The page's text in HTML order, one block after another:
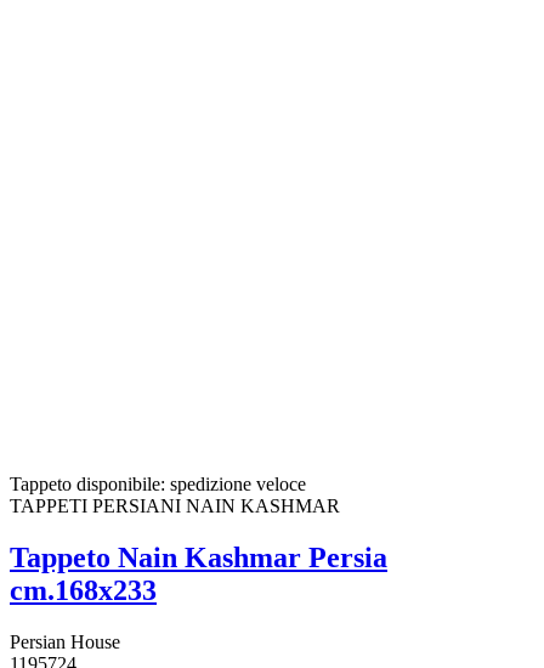
Tappeto disponibile: spedizione veloce
TAPPETI PERSIANI NAIN KASHMAR
Tappeto Nain Kashmar Persia
cm.168x233
Persian House
1195724